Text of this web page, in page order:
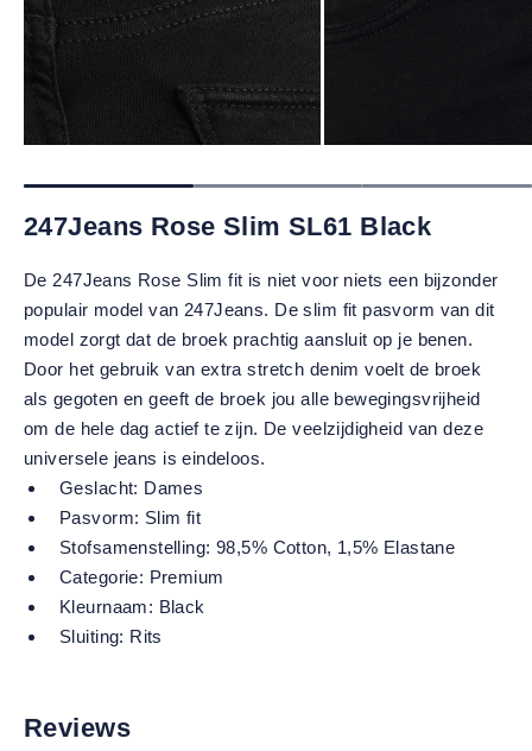
247Jeans Rose Slim SL61 Black
De 247Jeans Rose Slim fit is niet voor niets een bijzonder
populair model van 247Jeans. De slim fit pasvorm van dit
model zorgt dat de broek prachtig aansluit op je benen.
Door het gebruik van extra stretch denim voelt de broek
als gegoten en geeft de broek jou alle bewegingsvrijheid
om de hele dag actief te zijn. De veelzijdigheid van deze
universele jeans is eindeloos.
Geslacht: Dames
Pasvorm: Slim fit
Stofsamenstelling: 98,5% Cotton, 1,5% Elastane
Categorie: Premium
Kleurnaam: Black
Sluiting: Rits
Reviews